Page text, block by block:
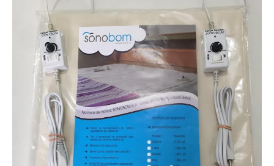
Regulável
quantidade